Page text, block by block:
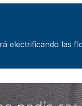
electrificando las